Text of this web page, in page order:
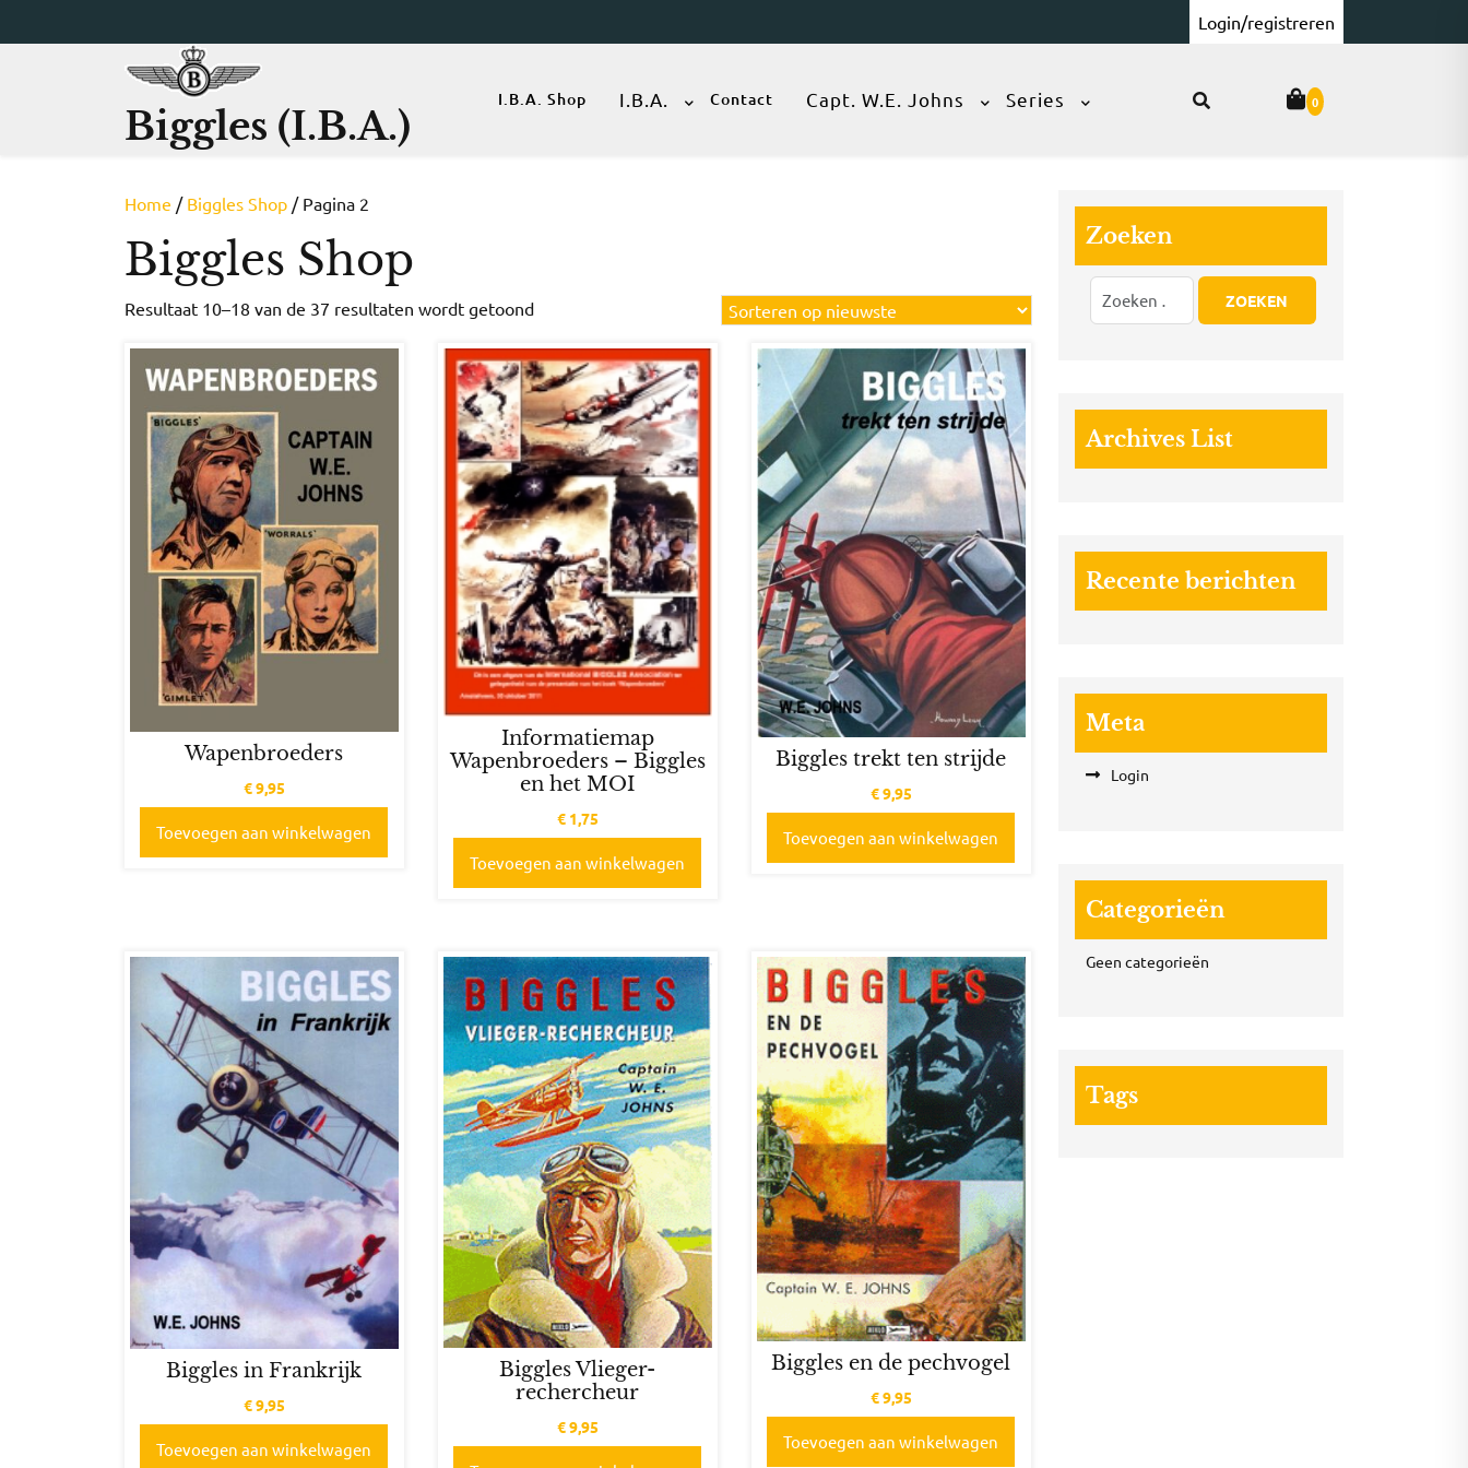
naar
Login/registreren
Biggles (I.B.A.)
I.B.A. Shop I.B.A. Contact Capt. W.E. Johns Series 0
Home / Biggles Shop / Pagina 2
Biggles Shop
Resultaat 10–18 van de 37 resultaten wordt getoondGesorteerd
nieuwste
Wapenbroeders
€9,95
Toevoegen aan winkelwagen
Informatiemap
Wapenbroeders – Biggles
en het MOI
€1,75
Toevoegen aan winkelwagen
Biggles trekt ten strijde
€9,95
Toevoegen aan winkelwagen
Biggles in Frankrijk
€9,95
Toevoegen aan winkelwagen
Biggles Vlieger-
rechercheur
€9,95
Biggles en de pechvogel
€9,95
Toevoegen aan winkelwagen
Zoeken
Archives List
Recente berichten
Meta
Login
Categorieën
Geen categorieën
Tags